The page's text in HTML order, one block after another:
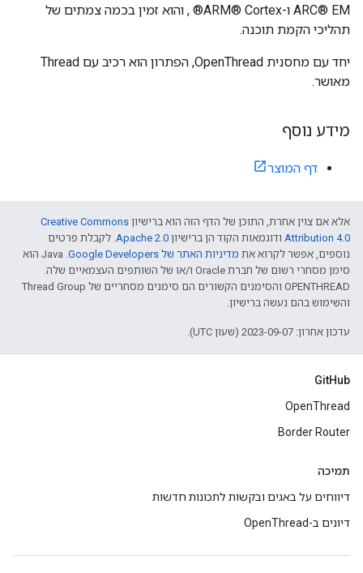
ARC® EM ו-ARM® Cortex® , והוא זמין בכמה צמתים של
תהליכי הקמת תוכנה.
יחד עם מחסנית OpenThread, הפתרון הוא רכיב עם Thread
מאושר.
מידע נוסף
דף המוצר
אלא אם צוין אחרת, התוכן של הדף הזה הוא ברישיון Creative Commons
Attribution 4.0‏ ודוגמאות הקוד הן ברישיון Apache 2.0‏. לקבלת פרטים
נוספים, אפשר לקרוא את מדיניות האתר של Google Developers‏
.‏ Java הוא
סימן מסחרי רשום של חברת Oracle ו/או של השותפים העצמאיים שלה.
‫OPENTHREAD והסימנים הקשורים הם סימנים מסחריים של Thread Group
והשימוש בהם נעשה ברישיון.
עדכון אחרון: 2023-09-07 (שעון UTC).
GitHub
OpenThread
Border Router
תמיכה
דיווחים על באגים ובקשות לתכונות חדשות
דיונים ב-OpenThread